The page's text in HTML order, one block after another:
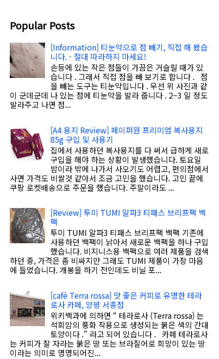
Popular Posts
[Information] 티눈약으로 점 빼기, 직접 해 봤습
니다. - 절대 따라하지 마세요!
손등에 있는 작은 점들이 가끔은 거슬릴 때가 있
습니다 . 그래서 직접 점을 빼 보기로 합니다 . 점
을 빼는 도구는 티눈약입니다 . 우선 위 사진과 같
이 군데군데 나 있는 점에 티눈약을 발라 줍니다 . 2~3 일 정도
발라주고 나면 점...
[A4 용지 Review] 페이퍼원 프리미엄 복사용지
85g 구입 및 사용기
집에서 사용하던 복사용지를 다 써서 급하게 새로
구입을 해야 하는 상황이 발생했습니다. 토요일
밤이라 밖에 나가서 사오기도 어렵고, 편의점에서
사면 가격도 비쌀것 같아서 조금 고민을 했습니다. 고민 끝에
쿠팡 로켓배송으로 주문을 했습니다. 주말이라도 ...
[Review] 투미 TUMI 알파3 티패스 브리프팩 백
팩
투미 TUMI 알파3 티패스 브리프팩 백팩 기존에
사용하던 백팩이 낡아서 새로운 백팩을 하나 구입
했습니다. 비지니스용 백팩으로 여러 제품을 검색
하던 중, 가격은 좀 비싸지만 그래도 TUMI 제품이 가장 마음
에 들었습니다. 개봉을 하기 전인데도 비닐 포...
[café Terra rossa] 맛 좋은 커피로 유명한 테라
로사 카페, 양평 서종점
위키백과에 의하면 “ 테라로사 (Terra rossa) 는
석회암의 풍화 작용으로 생성되는 붉은 색의 간대
토양이다 .” 라고 되어 있습니다 . 카페 테라로사
는 커피가 잘 자라는 붉은 땅 또는 브라질어로 희망이 있는 땅
이라는 의미로 명명되어진...